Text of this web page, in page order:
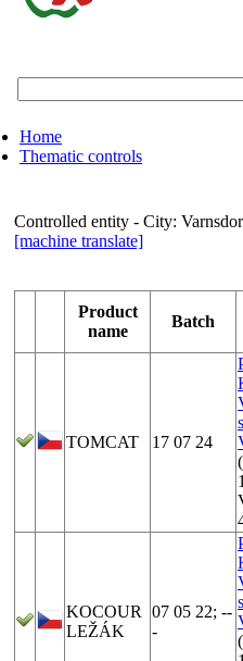
food
Home
Thematic controls
Controlled entity - City:
[machine translate]
Product
name
Batch
TOMCAT 17 07 24
KOCOUR
LEŽÁK
07 05 22; --
-